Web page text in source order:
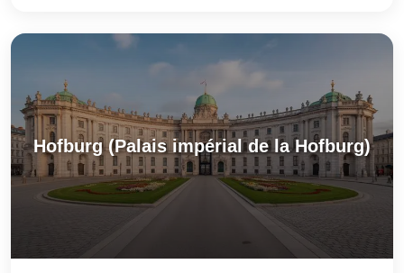
Hofburg (Palais impérial de la Hofburg)